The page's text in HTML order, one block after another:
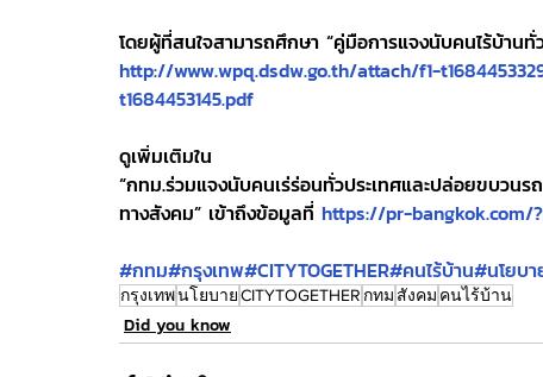
โดยผู้ที่สนใจสามารถศึกษา “คู่มือการแจงนับคนไร้บ้านทั่
http://www.wpq.dsdw.go.th/attach/f1-
t1684453145.pdf
ดูเพิ่มเติมใน
“กทม.ร่วมแจงนับคนเร่ร่อนทั่วประเทศและปล่อยขบว
ทางสังคม” เข้าถึงข้อมูลที่ https://pr-bangkok.com/
#กทม#กรุงเทพ#CITYTOGETHER#คนไร้บ้าน#นโยบา
กรุงเทพนโยบายCITYTOGETHER กทม สังคม คนไร้บ้าน
Did you know